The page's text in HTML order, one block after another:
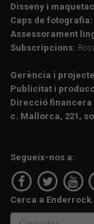
Disseny i
Caps de fotografia:
Assessorament
Subscripcions:
Gerència i
Publicitat i
Direcció
c. Mallorca, 221,
Segueix-nos a:
Cerca a